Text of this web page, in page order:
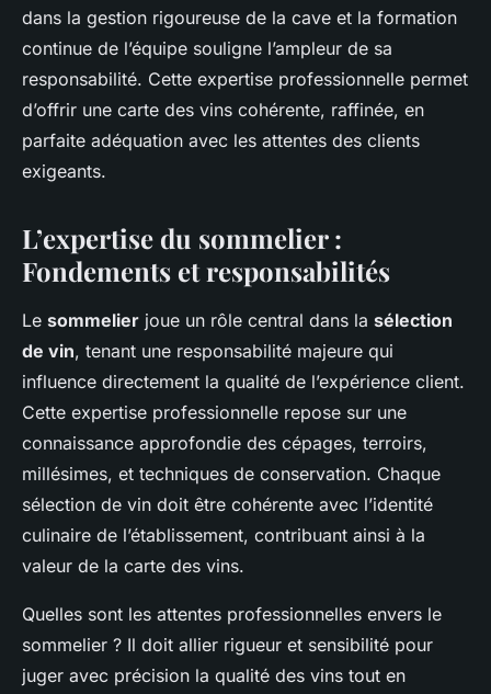
dans la gestion rigoureuse de la cave et la formation
continue de l’équipe souligne l’ampleur de sa
responsabilité. Cette expertise professionnelle permet
d’offrir une carte des vins cohérente, raffinée, en
parfaite adéquation avec les attentes des clients
exigeants.
L’expertise du sommelier :
Fondements et responsabilités
Le sommelier joue un rôle central dans la sélection
de vin, tenant une responsabilité majeure qui
influence directement la qualité de l’expérience client.
Cette expertise professionnelle repose sur une
connaissance approfondie des cépages, terroirs,
millésimes, et techniques de conservation. Chaque
sélection de vin doit être cohérente avec l’identité
culinaire de l’établissement, contribuant ainsi à la
valeur de la carte des vins.
Quelles sont les attentes professionnelles envers le
sommelier ? Il doit allier rigueur et sensibilité pour
juger avec précision la qualité des vins tout en